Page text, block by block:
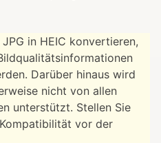
in HEIC konvertieren,
Darüber hinaus wird
nicht von allen
unterstützt. Stellen Sie
vor der